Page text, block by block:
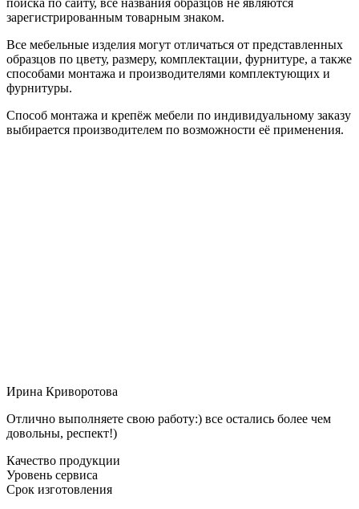
зарегистрированным товарным знаком.
Все мебельные изделия могут отличаться от представленных
образцов по цвету, размеру, комплектации, фурнитуре, а также
способами монтажа и производителями комплектующих и
фурнитуры.
Способ монтажа и крепёж мебели по индивидуальному заказу
выбирается производителем по возможности её применения.
Ирина Криворотова
Отлично выполняете свою работу:) все остались более чем
довольны, респект!)
Качество продукции
Уровень сервиса
Срок изготовления